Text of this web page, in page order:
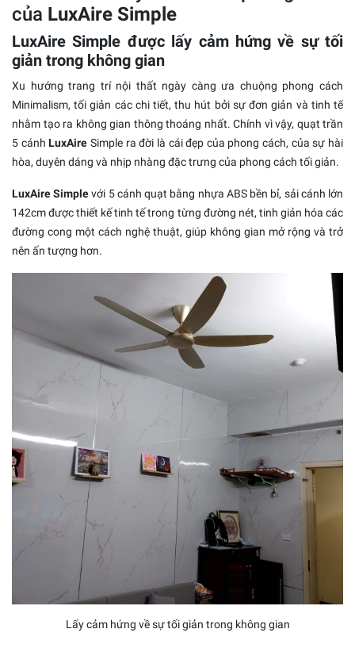
của LuxAire Simple
LuxAire Simple được lấy cảm hứng về sự tối
giản trong không gian
Xu hướng trang trí nội thất ngày càng ưa chuộng phong cách
Minimalism, tối giản các chi tiết, thu hút bởi sự đơn giản và tinh tế
nhằm tạo ra không gian thông thoáng nhất. Chính vì vậy, quạt trần
5 cánhLuxAire Simple ra đời là cái đẹp của phong cách, của sự hài
hòa, duyên dáng và nhịp nhàng đặc trưng của phong cách tối giản.
LuxAire Simplevới 5 cánh quạt bằng nhựa ABS bền bỉ, sải cánh lớn
142cm được thiết kế tinh tế trong từng đường nét, tinh giản hóa các
đường cong một cách nghệ thuật, giúp không gian mở rộng và trở
nên ấn tượng hơn.
Lấy cảm hứng về sự tối giản trong không gian